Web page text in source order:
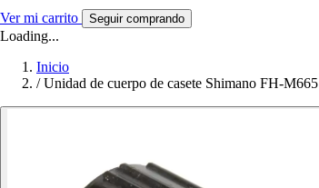
Ver mi carrito Seguir comprando
Loading...
Inicio
/ Unidad de cuerpo de casete Shimano FH-M665